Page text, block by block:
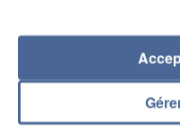
7 août 2026
Un second cadre de
Algérie